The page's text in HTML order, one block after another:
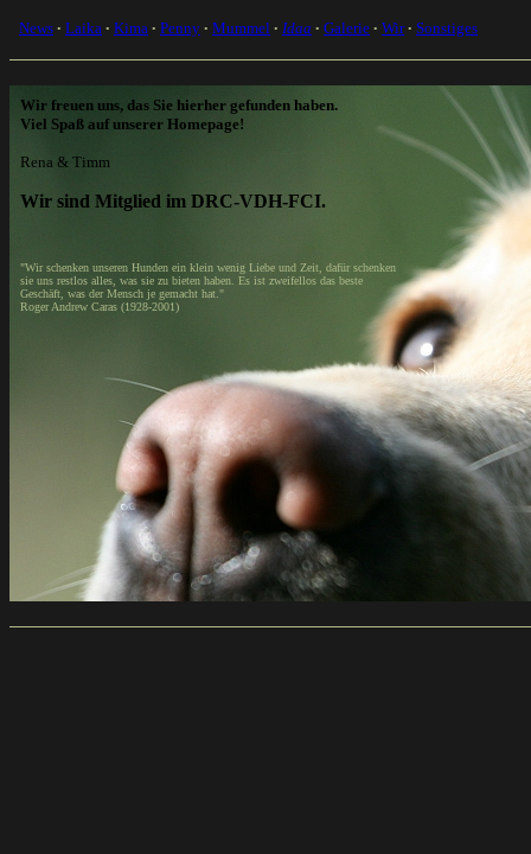
Wir freuen uns, das Sie hierher gefunden haben.
Viel Spaß auf unserer Homepage!
Rena & Timm
Wir sind Mitglied im DRC-VDH-FCI.
"Wir schenken unseren Hunden ein klein wenig Liebe und Zeit, dafür schenken
sie uns restlos alles, was sie zu bieten haben. Es ist zweifellos das beste
Geschäft, was der Mensch je gemacht hat."
Roger Andrew Caras (1928-2001)